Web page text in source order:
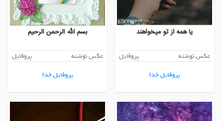
یا همه از تو میخواهند
عکس نوشته
پروفایل
پروفایل خدا
بسم الله الرحمن الرحیم
عکس نوشته
پروفایل
پروفایل خدا